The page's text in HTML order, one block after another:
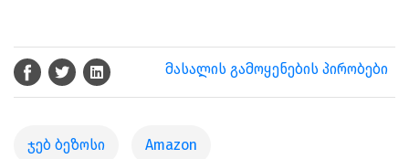
მასალის გამოყენების პირობები
ჯებ ბეზოსი Amazon